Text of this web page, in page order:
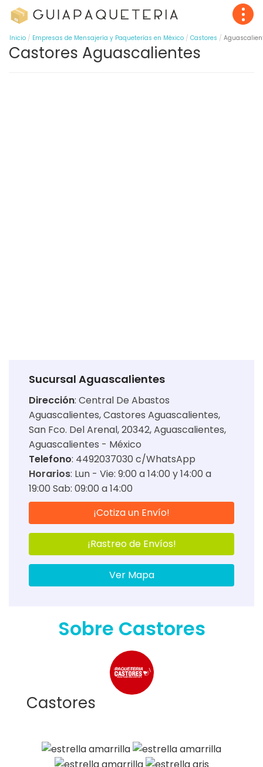
Inicio Empresas de Mensajería y Paqueterías en México Castores
Castores Aguascalientes
Sucursal Aguascalientes
Dirección: Central De Abastos
Aguascalientes, Castores Aguascalientes,
San Fco. Del Arenal, 20342, Aguascalientes,
Aguascalientes - México
Telefono: 4492037030 c/WhatsApp
Horarios: Lun - Vie: 9:00 a 14:00 y 14:00 a
19:00 Sab: 09:00 a 14:00
¡Cotiza un Envío!
¡Rastreo de Envíos!
Ver Mapa
Sobre Castores
Castores